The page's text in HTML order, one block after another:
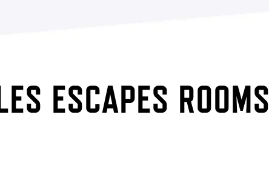
LES ESCAPES ROOMS